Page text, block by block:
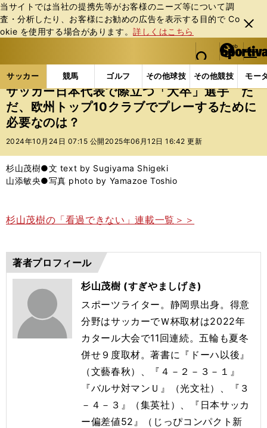
当サイトでは当社の提携先等がお客様のニーズ等について調
査・分析したり、お客様にお勧めの広告を表⽰する⽬的で Co
okie を使⽤する場合があります。詳しくはこちら
閉じ
る
web Sportiva (webスポルティーバ)
検索
マイペ
ー
ジ
メニュ
サッカー 競馬 ゴルフ その他球技 その他競技 モー
ス
ポ
ル
テ
ー
バ
サッカーの記事一覧 サッカー代表 日本代表 サ
サッカー日本代表で際立つ「大卒」選手 た
だ、欧州トップ10クラブでプレーするために
必要なのは？
2024年10月24日 07:15 公開 2025年06月12日 16:42 更新
杉山茂樹●文 text by Sugiyama Shigeki
山添敏央●写真 photo by Yamazoe Toshio
杉山茂樹の「看過できない」連載一覧＞＞
著者プロフィール
杉山茂樹 (すぎやましげき)
スポーツライター。静岡県出身。得意
分野はサッカーでＷ杯取材は2022年
カタール大会で11回連続。五輪も夏冬
併せ９度取材。著書に『ドーハ以後』
（文藝春秋）、『４－２－３－１』
『バルサ対マンＵ』（光文社）、『３
－４－３』（集英社）、『日本サッカ
ー偏差値52』（じっぴコンパクト新